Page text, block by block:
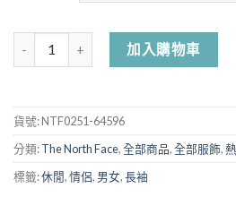
加入購物車
貨號:NTF0251-64596
分類:The North Face,全部商品,全部服飾,
標籤:休閒,情侶, 男女,長袖